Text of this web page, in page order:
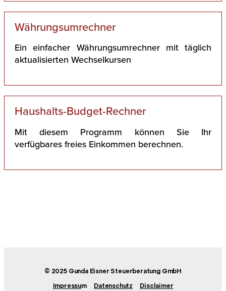
Währungsumrechner
Ein einfacher Währungsumrechner mit täglich
aktualisierten Wechselkursen
Haushalts-Budget-Rechner
Mit diesem Programm können Sie Ihr
verfügbares freies Einkommen berechnen.
© 2025 Gunda Eisner Steuerberatung GmbH
Impressum Datenschutz Disclaimer